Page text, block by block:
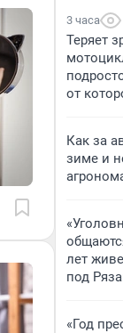
3 часа
Теряет
от
Как за
зиме и
лет
под
«Год